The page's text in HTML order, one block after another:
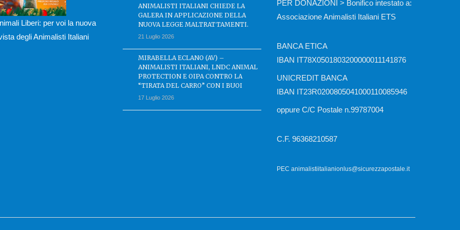
Liberi: per voi la nuova
degli Animalisti Italiani
ANIMALISTI ITALIANI CHIEDE LA
GALERA IN APPLICAZIONE DELLA
NUOVA LEGGE MALTRATTAMENTI.
21 Luglio 2026
MIRABELLA ECLANO (AV) –
ANIMALISTI ITALIANI, LNDC ANIMAL
PROTECTION E OIPA CONTRO LA
“TIRATA DEL CARRO” CON I BUOI
17 Luglio 2026
PER DONAZIONI > Bonifico intestato a:
Associazione Animalisti Italiani ETS
BANCA ETICA
IBAN IT78X0501803200000011141876
UNICREDIT BANCA
IBAN IT23R0200805041000110085946
oppure C/C Postale n.99787004
C.F. 96368210587
PEC animalistiitalianionlus@sicurezzapostale.it